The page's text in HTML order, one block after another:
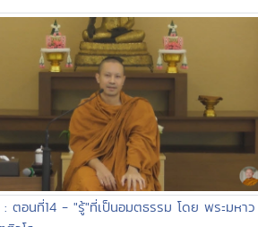
: ตอนที่14 - "รู้"ที่เป็นอมตธรรม โดย พระมหาว